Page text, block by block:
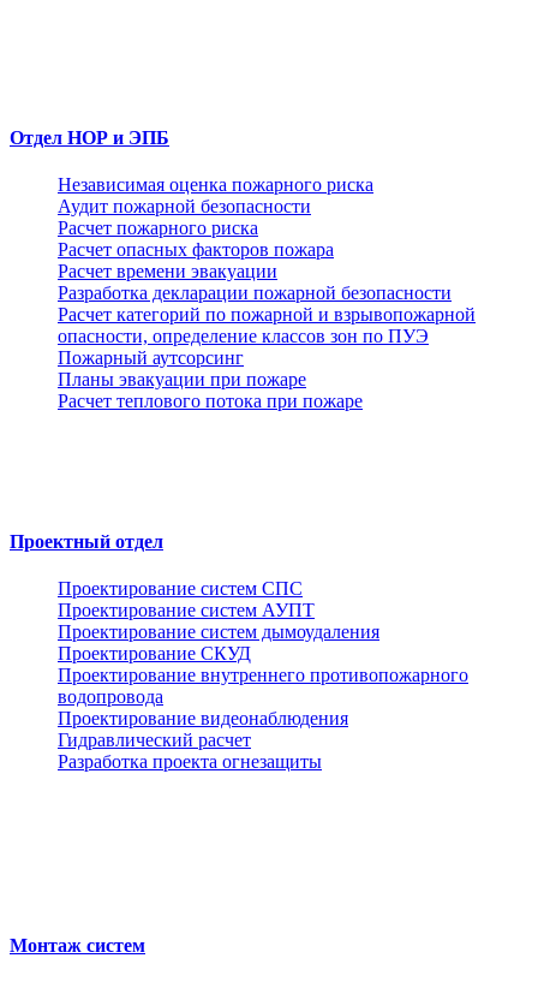
Отдел НОР и ЭПБ
Независимая оценка пожарного риска
Аудит пожарной безопасности
Расчет пожарного риска
Расчет опасных факторов пожара
Расчет времени эвакуации
Разработка декларации пожарной безопасности
Расчет категорий по пожарной и взрывопожарной
опасности, определение классов зон по ПУЭ
Пожарный аутсорсинг
Планы эвакуации при пожаре
Расчет теплового потока при пожаре
Проектный отдел
Проектирование систем СПС
Проектирование систем АУПТ
Проектирование систем дымоудаления
Проектирование СКУД
Проектирование внутреннего противопожарного
водопровода
Проектирование видеонаблюдения
Гидравлический расчет
Разработка проекта огнезащиты
Монтаж систем